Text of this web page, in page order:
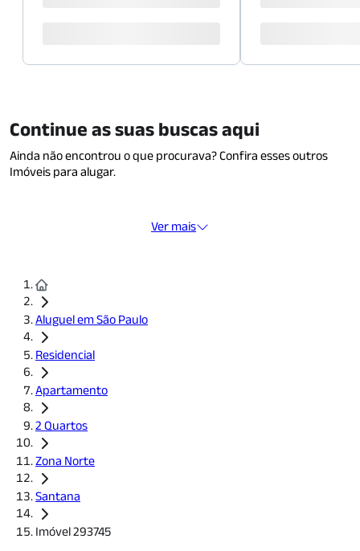
Continue as suas buscas aqui
Ainda não encontrou o que procurava? Confira esses outros
Imóveis para alugar.
Ver mais
Aluguel em São Paulo
Residencial
Apartamento
2 Quartos
Zona Norte
Santana
Imóvel 293745